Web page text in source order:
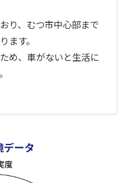
り、むつ市中心部まで
ます。
め、車がないと生活に